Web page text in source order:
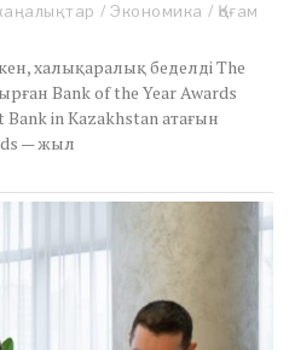
/ Экономика / Қоғам
халықаралық беделді The
Bank of the Year Awards
in Kazakhstan атағын
— жыл